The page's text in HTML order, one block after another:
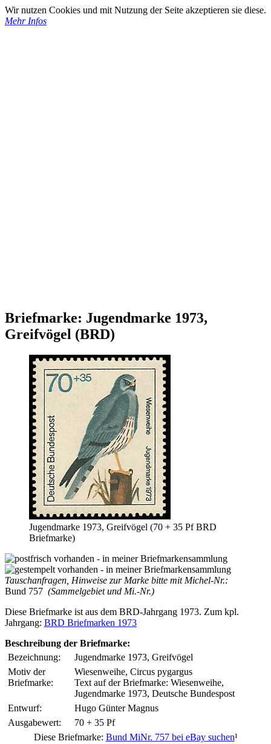
Wir nutzen Cookies und mit Nutzung der Seite akzeptieren sie diese.
Mehr Infos
Briefmarke: Jugendmarke 1973,
Greifvögel (BRD)
Jugendmarke 1973, Greifvögel (70 + 35 Pf BRD
Briefmarke)
Tauschanfragen, Hinweise zur Marke bitte mit Michel-Nr.:
Bund 757 (Sammelgebiet und Mi.-Nr.)
Diese Briefmarke ist aus dem BRD-Jahrgang 1973. Zum kpl.
Jahrgang: BRD Briefmarken 1973
Beschreibung der Briefmarke:
Bezeichnung:
Jugendmarke 1973, Greifvögel
Motiv der
Briefmarke:
Wiesenweihe, Circus pygargus
Text auf der Briefmarke: Wiesenweihe,
Jugendmarke 1973, Deutsche Bundespost
Entwurf:
Hugo Günter Magnus
Ausgabewert:
70 + 35 Pf
Diese Briefmarke: Bund MiNr. 757 bei eBay suchen¹